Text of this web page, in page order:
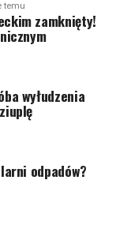
temu
zamknięty!
wyłudzenia
odpadów?